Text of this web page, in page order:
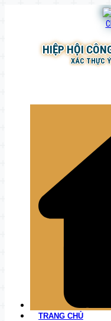
HIỆP HỘI
XÁC THỰC
TRANG CHỦ